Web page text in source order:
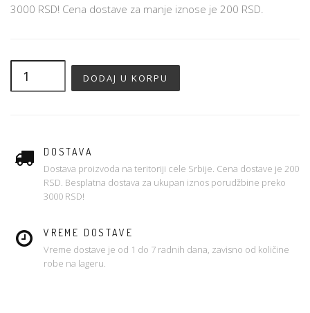
3000 RSD! Cena dostave za manje iznose je 200 RSD.
DOSTAVA
Dostava proizvoda na teritoriji cele Srbije. Cena dostave je 200
RSD. Besplatna dostava za ukupan iznos porudžbine preko
3000 RSD!
VREME DOSTAVE
Vreme dostave je od 1 do 7 radnih dana, zavisno od količine
robe na lageru.